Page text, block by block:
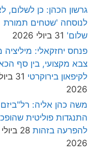
גרשון הכהן: כן לשלום,
לנוסחה 'שטחים תמורת
שלום' 31 ביולי 2026
פנחס יחזקאלי: מיליציה
צבא מקצועי, בין סף
לקיפאון בירוקרטי
31
2026
משה כהן אליה:
התנגדות פוליטית
להפרעה בזהות
28 ביולי
2026